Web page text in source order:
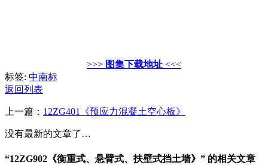
>>> 图集下载地址 <<<
标签: 中南标
返回列表
上一篇： 12ZG401《预应力混凝土空心板》
没有最新的文章了…
“12ZG902《衡重式、悬臂式、扶壁式挡土墙》” 的相关文章